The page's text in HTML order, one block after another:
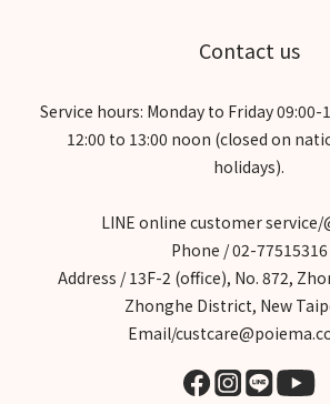
下濾網更換成本冠冠夫妻｜打造清新居家空
設小米食｜質感生活提案，3分鐘快速水洗汶
庭﹑有效過濾毛塵柴犬皮皮｜換毛期有感，
沒梗｜守護孩子呼吸，在意每一口空氣啾啾
打噴嚏｜料理氣味困擾，分解效果有感柴犬
用，全方位淨化斑斑｜多貓家庭必備，有效
族救星，呼吸更舒適
Contact us
Service hours: Monday to Friday 09:00-
12:00 to 13:00 noon (closed on
holidays).
LINE online customer service/
Phone / 02-77515316
Address / 13F-2 (office), No. 872,
Zhonghe District, New
Email/